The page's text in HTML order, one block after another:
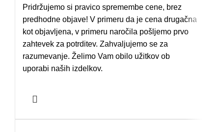
Pridržujemo si pravico spremembe cene, brez
predhodne objave! V primeru da je cena drugačna
kot objavljena, v primeru naročila pošljemo prvo
zahtevek za potrditev. Zahvaljujemo se za
razumevanje. Želimo Vam obilo užitkov ob
uporabi naših izdelkov.